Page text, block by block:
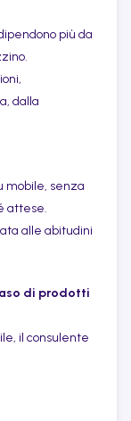
più da
dalla
mobile, senza
attese.
alle abitudini
di prodotti
il consulente